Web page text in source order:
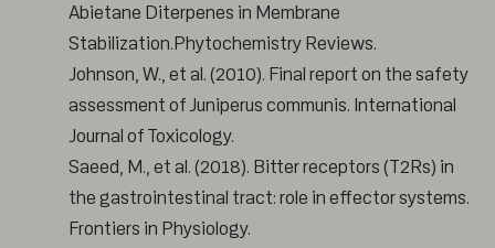
Abietane Diterpenes in Membrane
Stabilization.Phytochemistry Reviews.
Johnson, W., et al. (2010). Final report on the safety
assessment of Juniperus communis. International
Journal of Toxicology.
Saeed, M., et al. (2018). Bitter receptors (T2Rs) in
the gastrointestinal tract: role in effector systems.
Frontiers in Physiology.